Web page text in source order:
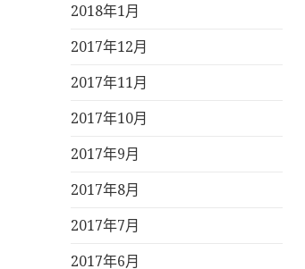
2018年1月
2017年12月
2017年11月
2017年10月
2017年9月
2017年8月
2017年7月
2017年6月